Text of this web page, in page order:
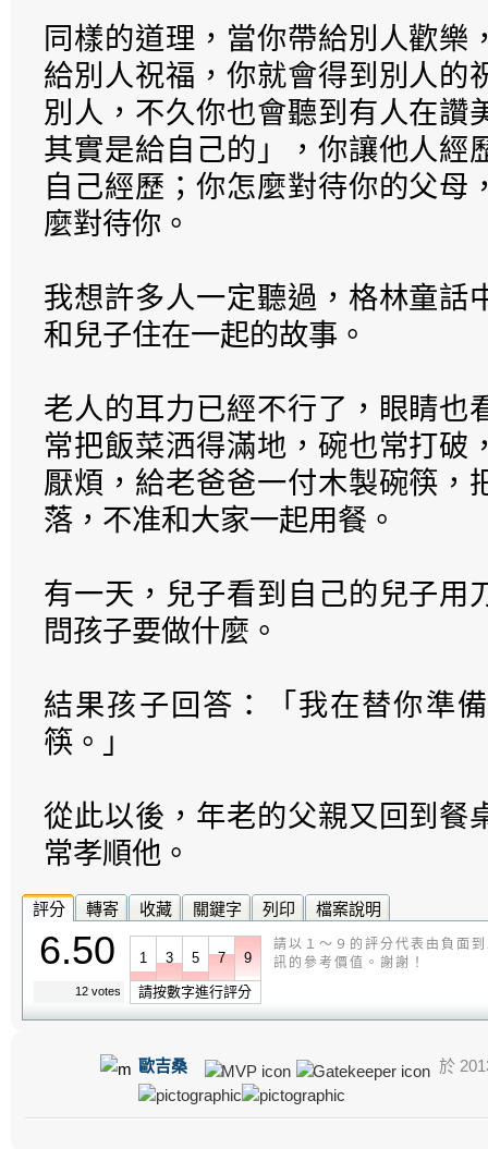
同樣的道理，當你帶給別人歡樂
給別人祝福，你就會得到別人的
別人，不久你也會聽到有人在讚
其實是給自己的」，你讓他人經
自己經歷；你怎麼對待你的父母
麼對待你。
我想許多人一定聽過，格林童話
和兒子住在一起的故事。
老人的耳力已經不行了，眼睛也
常把飯菜洒得滿地，碗也常打破
厭煩，給老爸爸一付木製碗筷，
落，不准和大家一起用餐。
有一天，兒子看到自己的兒子用
問孩子要做什麼。
結果孩子回答：「我在替你準
筷。」
從此以後，年老的父親又回到餐
常孝順他。
評分 轉寄 收藏 關鍵字 列印 檔案說明
6.50
12 votes
1 3 5 7 9
請按數字進行評分
請以１～９的評分代表由負面
訊的參考價值。謝謝！
歐吉桑 於